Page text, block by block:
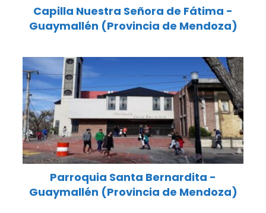
Capilla Nuestra Señora de Fátima -
Guaymallén (Provincia de Mendoza)
Parroquia Santa Bernardita -
Guaymallén (Provincia de Mendoza)